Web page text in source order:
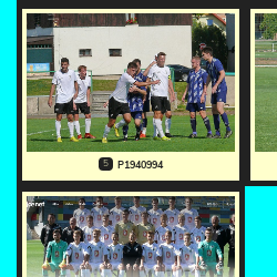
5 P1940994